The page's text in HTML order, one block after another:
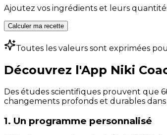
Ajoutez vos ingrédients et leurs
Calculer ma recette
Toutes les valeurs sont exprimées
Découvrez l'App Niki
Des études scientifiques prouvent que
changements profonds et durables dans
1. Un programme personnalisé